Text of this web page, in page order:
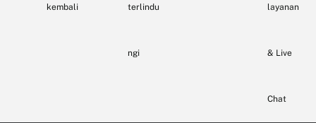
kembali terlindu
ngi
layanan
& Live
Chat